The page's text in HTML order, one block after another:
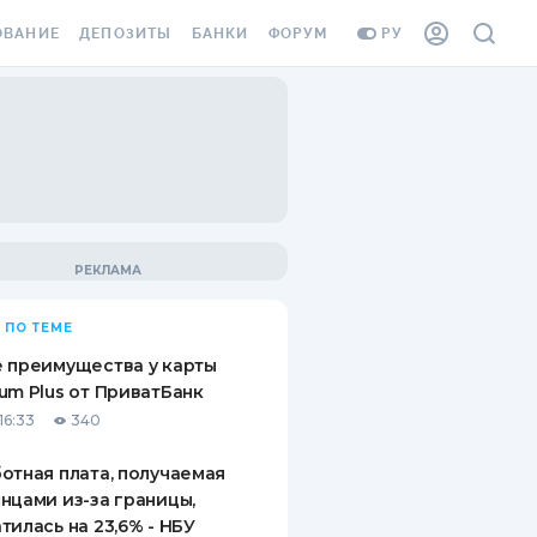
РУ
ВИНЬЕТКА
СОТРУДНИКОВ
ОТ
СЛУЧАЕВ
ДЕПОЗИТЫ
ВОПРОСЫ И ОТВЕТЫ
ПУТЕВОДИТЕЛИ ПО
БАНКИ ФОРУМ
ПО ТЕМЕ
преимущества у карты
Plus от ПриватБанк
340
плата, получаемая
из-за границы,
на 23,6% - НБУ